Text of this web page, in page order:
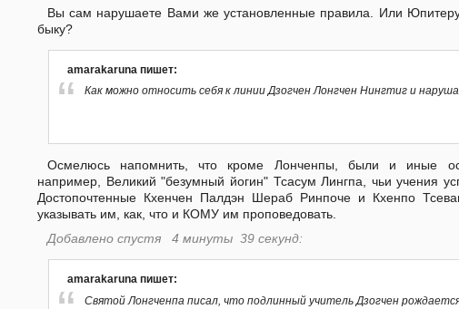
Вы сам нарушаете Вами же установленные правила. Или
быку?
amarakaruna пишет:
Как можно относить себя к линии Дзогчен Лонгчен Нингтиг и
Осмелюсь напомнить, что кроме Лонченпы, были и иные
например, Великий "безумный йогин" Тсасум Лингпа, чьи учения
Достопочтенные Кхенчен Палдэн Шераб Ринпоче и Кхенпо
указывать им, как, что и КОМУ им проповедовать.
Добавлено спустя 4 минуты 39 секунд:
amarakaruna пишет:
Святой Лонгченпа писал, что подлинный учитель Дзогчен